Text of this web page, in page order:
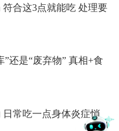
合这3点就能吃 处理要
还是“废弃物” 真相+食
常吃一点身体炎症悄